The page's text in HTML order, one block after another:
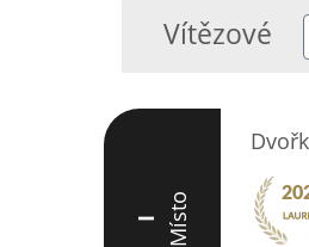
Vítězové
I Místo